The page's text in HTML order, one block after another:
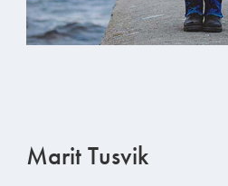
Marit Tusvik